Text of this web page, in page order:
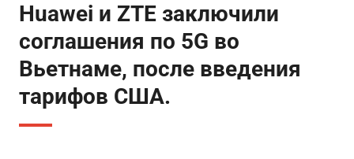
Huawei и ZTE заключили
соглашения по 5G во
Вьетнаме, после введения
тарифов США.